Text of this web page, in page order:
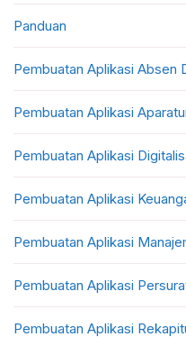
Panduan
Pembuatan Aplikasi Absen
Pembuatan Aplikasi
Pembuatan Aplikasi
Pembuatan Aplikasi
Pembuatan Aplikasi
Pembuatan Aplikasi
Pembuatan Aplikasi